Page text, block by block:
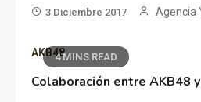
3 Diciembre 2017 Agencia
4 MINS READ
AKB48
Colaboración entre AKB48